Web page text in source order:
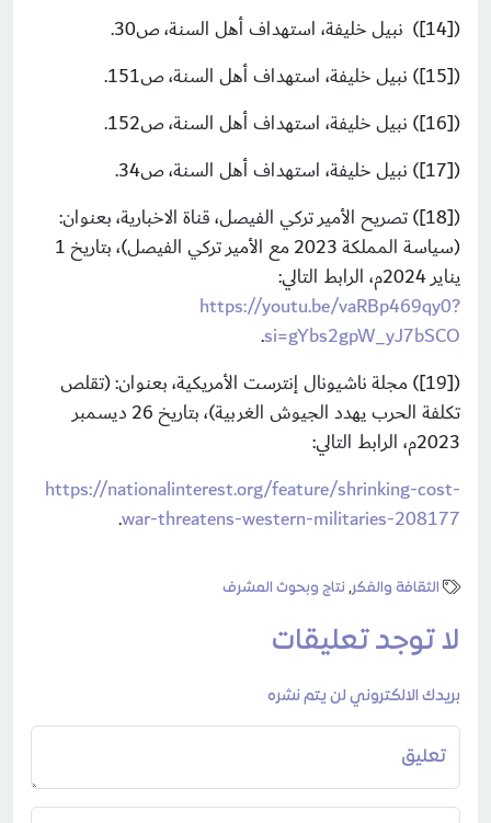
([14]) نبيل خليفة، استهداف أهل السنة، ص30.
([15]) نبيل خليفة، استهداف أهل السنة، ص151.
([16]) نبيل خليفة، استهداف أهل السنة، ص152.
([17]) نبيل خليفة، استهداف أهل السنة، ص34.
([18]) تصريح الأمير تركي الفيصل، قناة الاخبارية، بعنوان:
(سياسة المملكة 2023 مع الأمير تركي الفيصل)، بتاريخ 1
يناير 2024م، الرابط التالي:
https://youtu.be/vaRBp469qy0?
si=gYbs2gpW_yJ7bSCO
.
([19]) مجلة ناشيونال إنترست الأمريكية، بعنوان: (تقلص
تكلفة الحرب يهدد الجيوش الغربية)، بتاريخ 26 ديسمبر
2023م، الرابط التالي:
https://nationalinterest.org/feature/shrinking-cost-
war-threatens-western-militaries-208177
.
الثقافة والفكر,نتاج وبحوث المشرف
لا توجد تعليقات
بريدك الالكتروني لن يتم نشره
تعليق